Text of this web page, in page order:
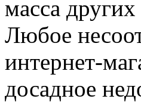
масса
Любое
интернет-
досадное